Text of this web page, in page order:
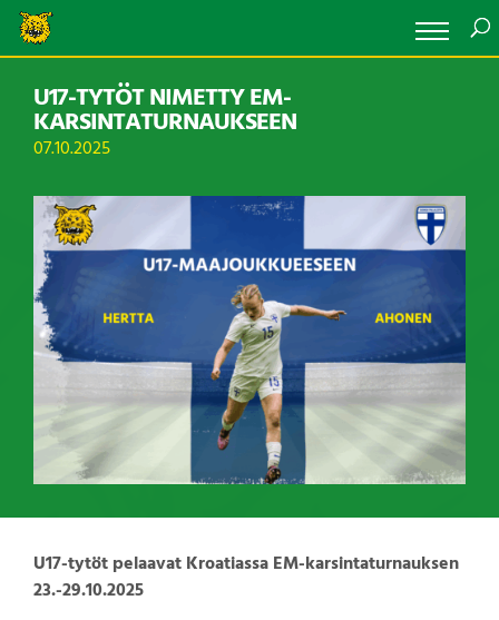
U17-TYTÖT NIMETTY EM-
KARSINTATURNAUKSEEN
07.10.2025
U17-tytöt pelaavat Kroatiassa EM-karsintaturnauksen
23.-29.10.2025